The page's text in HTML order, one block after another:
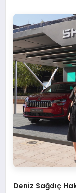
Deniz Sağdıç